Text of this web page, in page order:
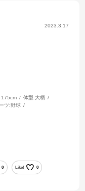
2023.3.17
175cm 体型:大柄
ツ:野球
0 Like! 0